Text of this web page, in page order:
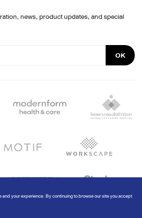
news, product updates, and special
OK